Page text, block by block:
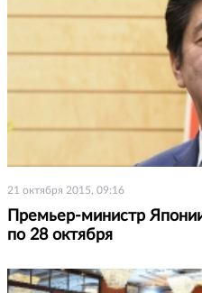
21 октября 2015, 09:16
Премьер-министр
по 28 октября